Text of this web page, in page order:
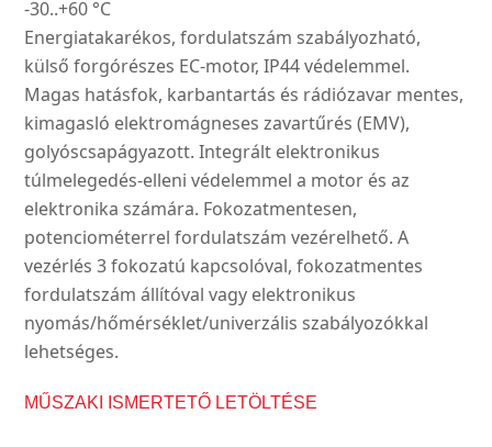
-30..+60 °C
Energiatakarékos, fordulatszám szabályozható,
külső forgórészes EC-motor, IP44 védelemmel.
Magas hatásfok, karbantartás és rádiózavar mentes,
kimagasló elektromágneses zavartűrés (EMV),
golyóscsapágyazott. Integrált elektronikus
túlmelegedés-elleni védelemmel a motor és az
elektronika számára. Fokozatmentesen,
potenciométerrel fordulatszám vezérelhető. A
vezérlés 3 fokozatú kapcsolóval, fokozatmentes
fordulatszám állítóval vagy elektronikus
nyomás/hőmérséklet/univerzális szabályozókkal
lehetséges.
MŰSZAKI ISMERTETŐ LETÖLTÉSE